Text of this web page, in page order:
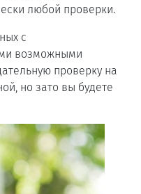
любой проверки.
с
возможными
проверку на
но зато вы будете